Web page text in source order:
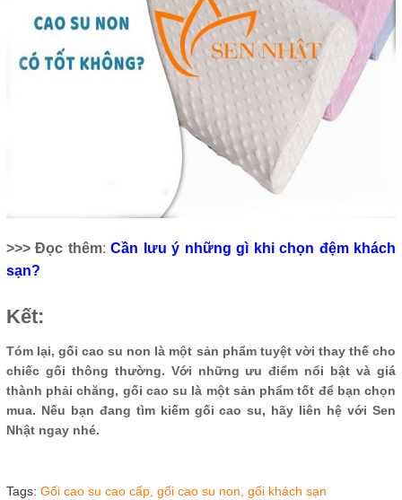
>>> Đọc thêm:Cần lưu ý những gì khi chọn đệm khách
sạn?
Kết:
Tóm lại, gối cao su non là một sản phẩm tuyệt vời thay thế cho
chiếc gối thông thường. Với những ưu điểm nổi bật và giá
thành phải chăng, gối cao su là một sản phẩm tốt để bạn chọn
mua. Nếu bạn đang tìm kiếm gối cao su, hãy liên hệ với Sen
Nhật ngay nhé.
Tags: Gối cao su cao cấp, gối cao su non, gối khách sạn